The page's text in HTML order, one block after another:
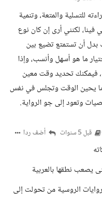
للتسلية والمتعة، وتنمية
فينا، لكنني أرى إن كان نوع
بدل أن تستمتع تضيع بين
ما هو أسهل وأنسب، وإذا
فيمكنك تحديد وقت معين
يحين الوقت وتجلس في نفس
وتعود إلى جو الرواية.
قبل 5 سنوات أضف ردا
يصعب نطقها بالعربية
الروسية من تحولت إلى